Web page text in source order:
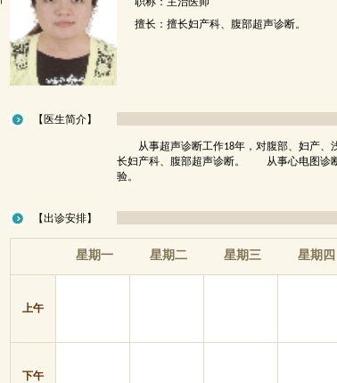
职称：主治医师
擅长：擅长妇产科、腹部超声诊断。
【医生简介】
从事超声诊断工作18年，对腹部、妇产、
长妇产科、腹部超声诊断。 从事心电图诊
验。
【出诊安排】
星期一 星期二 星期三 星期四
上午
下午